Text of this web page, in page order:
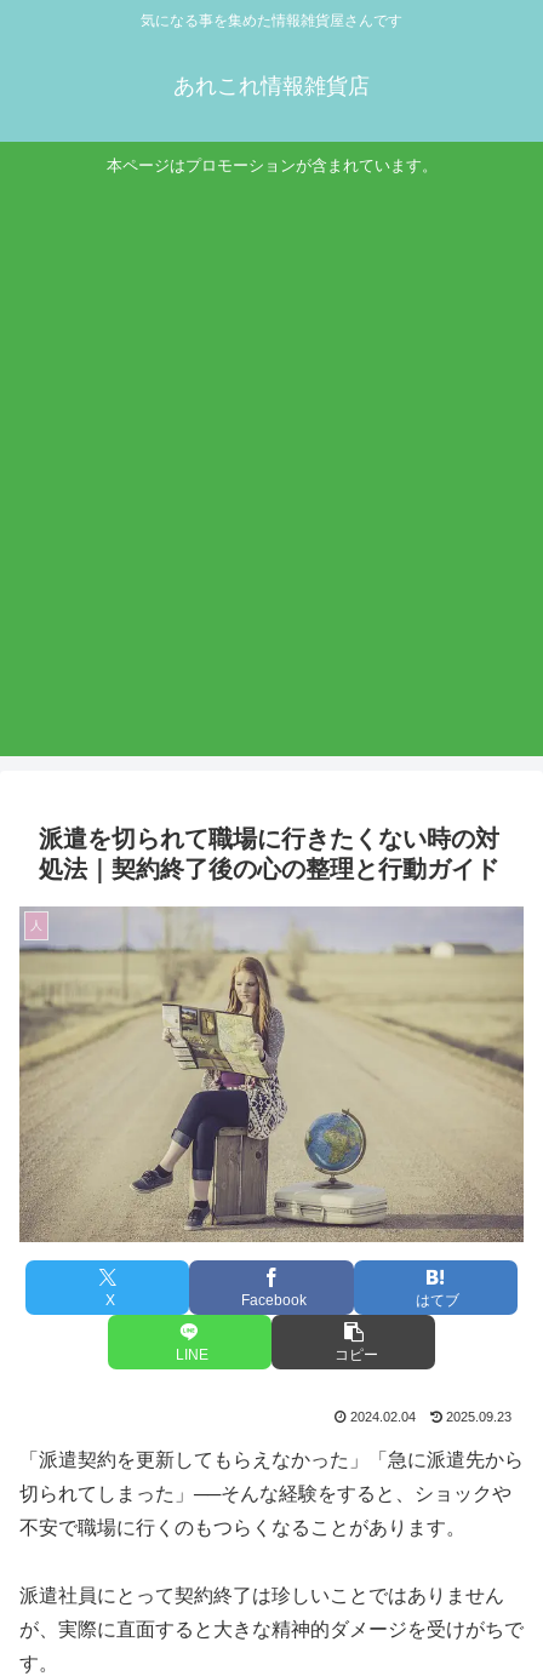
気になる事を集めた情報雑貨屋さんです
あれこれ情報雑貨店
本ページはプロモーションが含まれています。
派遣を切られて職場に行きたくない時の対
処法｜契約終了後の心の整理と行動ガイド
人
X Facebook はてブ
LINE コピー
2024.02.04 2025.09.23
「派遣契約を更新してもらえなかった」「急に派遣先から
切られてしまった」──そんな経験をすると、ショックや
不安で職場に行くのもつらくなることがあります。
派遣社員にとって契約終了は珍しいことではありません
が、実際に直面すると大きな精神的ダメージを受けがちで
す。